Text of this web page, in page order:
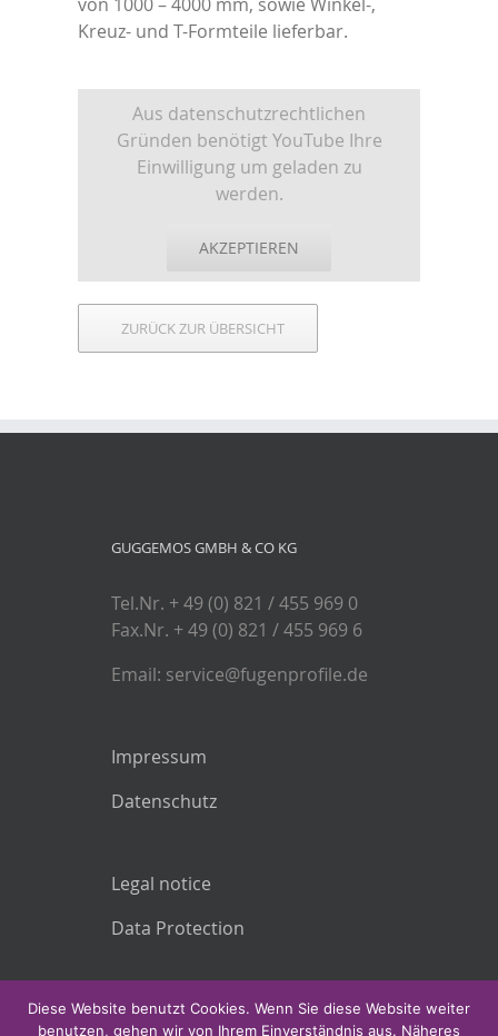
Kreuz- und T-Formteile lieferbar.
Aus datenschutzrechtlichen
Gründen benötigt YouTube Ihre
Einwilligung um geladen zu
werden.
AKZEPTIEREN
ZURÜCK ZUR ÜBERSICHT
GUGGEMOS GMBH & CO KG
Tel.Nr. + 49 (0) 821 / 455 969 0
Fax.Nr. + 49 (0) 821 / 455 969 6
Email: service@fugenprofile.de
Impressum
Datenschutz
Legal notice
Data Protection
Diese Website benutzt Cookies. Wenn Sie diese Website weiter
benutzen, gehen wir von Ihrem Einverständnis aus. Näheres